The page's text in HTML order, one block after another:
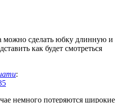
можно сделать юбку длинную и
как будет смотреться
:
немного потеряются широкие